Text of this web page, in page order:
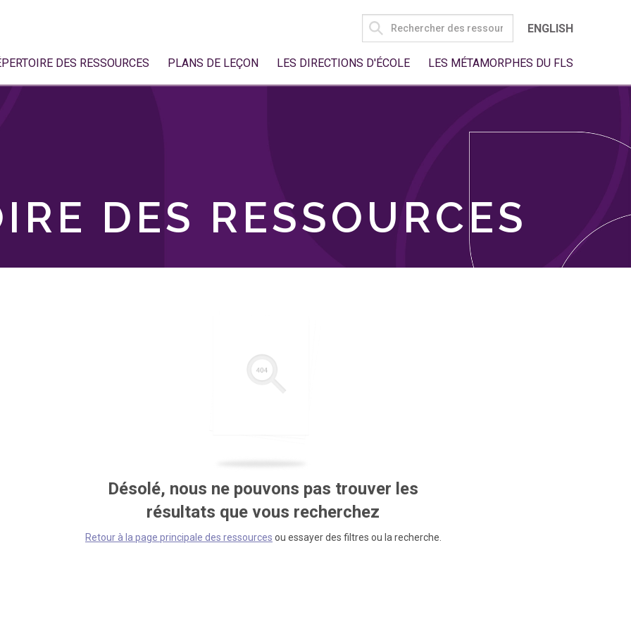
SEARCH
FOR:
ENGLISH
DES RESSOURCES PLANS DE LEÇON LES DIRECTIONS D'ÉCOLE LES MÉTAMORPHES DU FLS
DES RESSOURCES
Désolé, nous ne pouvons pas trouver les
résultats que vous recherchez
Retour à la page principale des ressources ou essayer des filtres ou la recherche.